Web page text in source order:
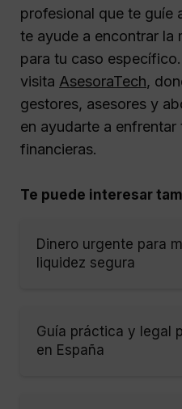
profesional que te guíe
te ayude a encontrar la
para tu caso
visita AsesoraTech,
gestores, asesores y
en ayudarte a
financieras.
Te puede interesar
Dinero urgente para
liquidez segura
Guía práctica y legal
en España